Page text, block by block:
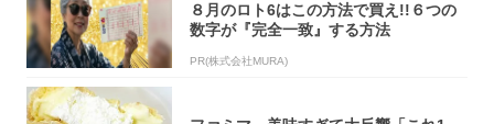
８月のロト6はこの方法で買え!!６つの
数字が『完全一致』する方法
PR(株式会社MURA)